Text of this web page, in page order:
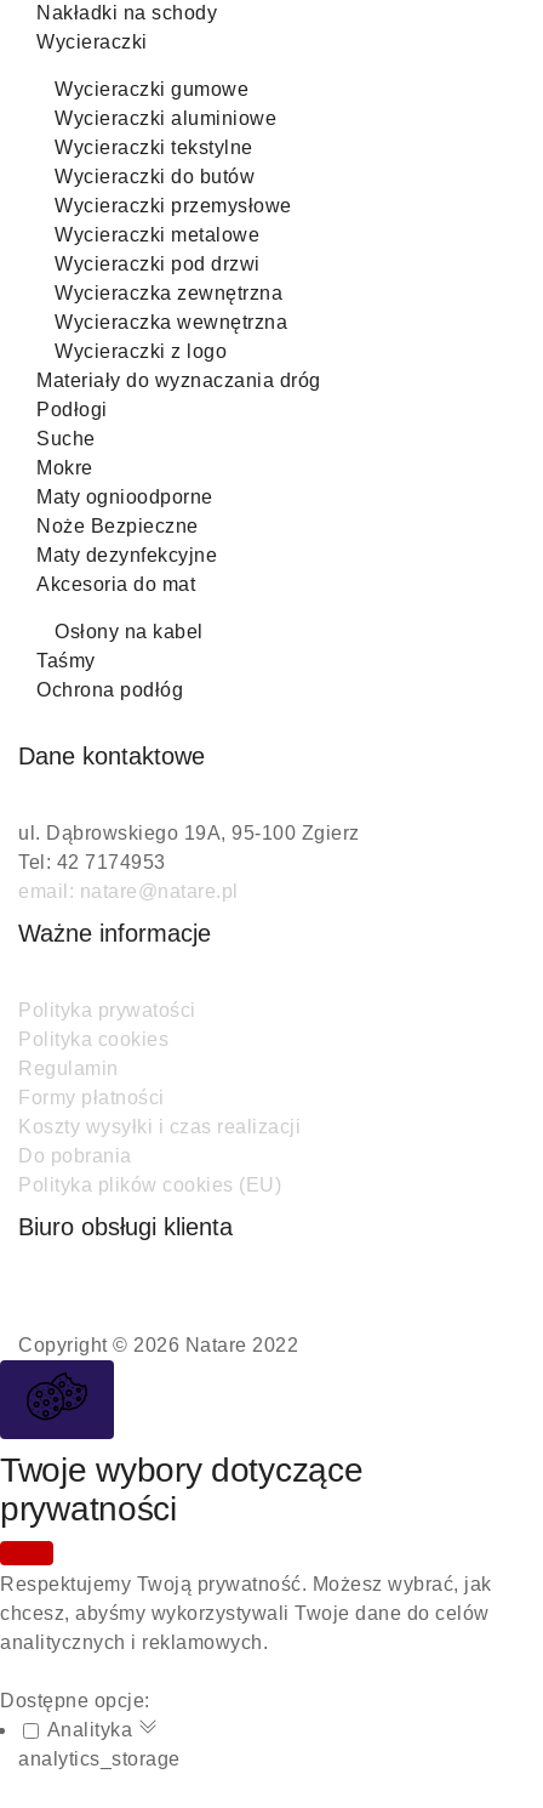
Nakładki na schody
Wycieraczki
Wycieraczki gumowe
Wycieraczki aluminiowe
Wycieraczki tekstylne
Wycieraczki do butów
Wycieraczki przemysłowe
Wycieraczki metalowe
Wycieraczki pod drzwi
Wycieraczka zewnętrzna
Wycieraczka wewnętrzna
Wycieraczki z logo
Materiały do wyznaczania dróg
Podłogi
Suche
Mokre
Maty ognioodporne
Noże Bezpieczne
Maty dezynfekcyjne
Akcesoria do mat
Osłony na kabel
Taśmy
Ochrona podłóg
Dane kontaktowe
ul. Dąbrowskiego 19A, 95-100 Zgierz
Tel: 42 7174953
email: natare@natare.pl
Ważne informacje
Polityka prywatości
Polityka cookies
Regulamin
Formy płatności
Koszty wysyłki i czas realizacji
Do pobrania
Polityka plików cookies (EU)
Biuro obsługi klienta
Copyright © 2026 Natare 2022
Twoje wybory dotyczące
prywatności
Respektujemy Twoją prywatność. Możesz wybrać, jak
chcesz, abyśmy wykorzystywali Twoje dane do celów
analitycznych i reklamowych.
Dostępne opcje:
Analityka
analytics_storage